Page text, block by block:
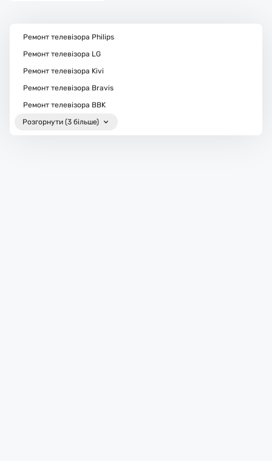
Ремонт телевізора Philips
Ремонт телевізора LG
Ремонт телевізора Kivi
Ремонт телевізора Bravis
Ремонт телевізора BBK
Розгорнути (3 більше)